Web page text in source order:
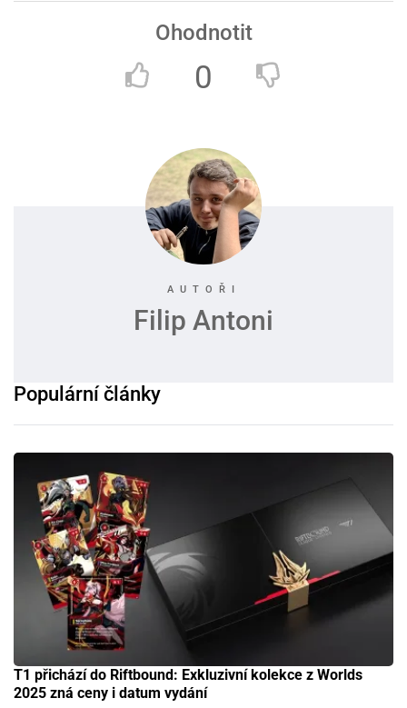
Ohodnotit
0
Filip Antoni
Populární články
T1 přichází do Riftbound: Exkluzivní kolekce z Worlds
2025 zná ceny i datum vydání